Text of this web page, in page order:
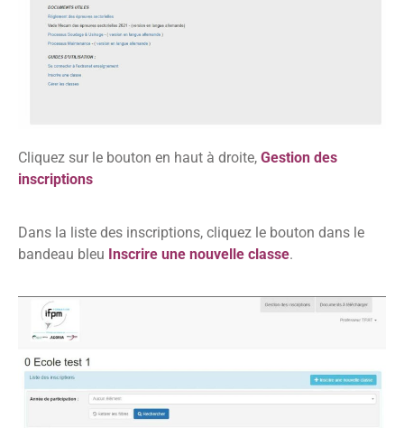
Cliquez sur le bouton en haut à droite, Gestion des
inscriptions
Dans la liste des inscriptions, cliquez le bouton dans le
bandeau bleu Inscrire une nouvelle classe.